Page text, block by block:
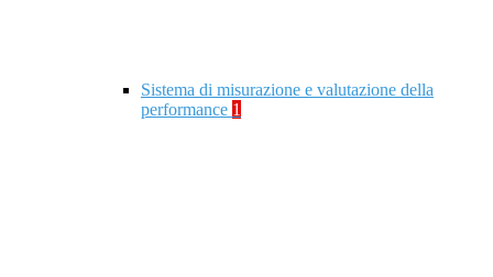
Sistema di misurazione e valutazione della
performance 1